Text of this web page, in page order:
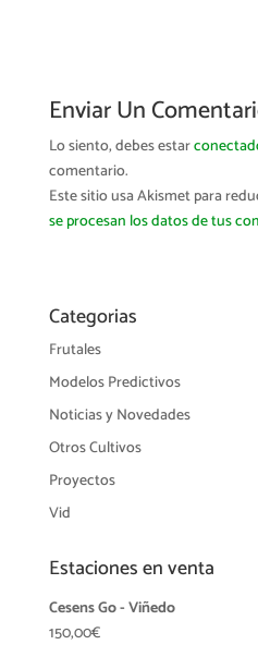
Enviar Un
Lo siento, debes estar
comentario.
Este sitio usa Akismet para
se procesan los datos de tus
Categorias
Frutales
Modelos Predictivos
Noticias y Novedades
Otros Cultivos
Proyectos
Vid
Estaciones en venta
Cesens Go - Viñedo
150,00€